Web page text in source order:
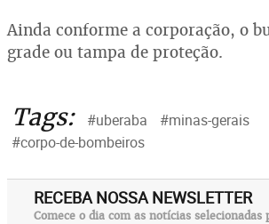
Ainda conforme a corporação, o
grade ou tampa de proteção.
Tags: #uberaba
#minas-gerais
#corpo-de-bombeiros
RECEBA NOSSA NEWSLETTER
Comece o dia com as notícias selecionadas